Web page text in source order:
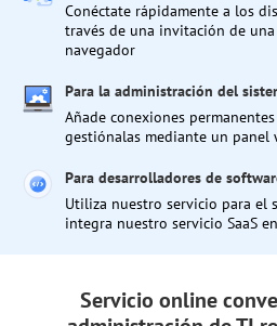
Conéctate rápidamente a los
través de una invitación de
navegador
Para la administración del
Añade conexiones
gestiónalas mediante un panel
Para desarrolladores de
Utiliza nuestro servicio para el
integra nuestro servicio SaaS
Servicio online